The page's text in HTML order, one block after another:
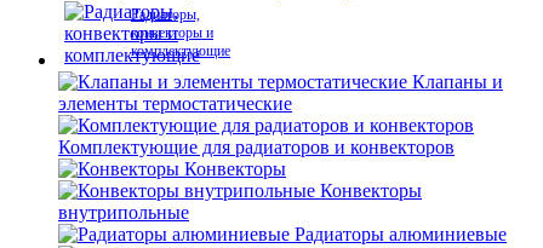
Радиаторы,
конвекторы и
комплектующие
Клапаны и
элементы термостатические
Комплектующие для радиаторов и конвекторов
Конвекторы
Конвекторы
внутрипольные
Радиаторы алюминиевые